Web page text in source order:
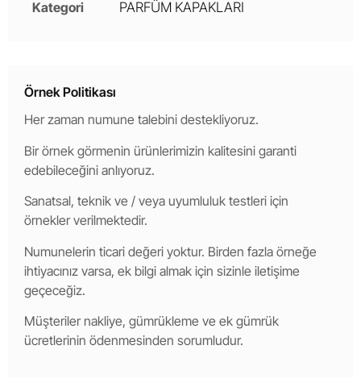
Kategori
PARFÜM KAPAKLARI
Örnek Politikası
Her zaman numune talebini destekliyoruz.
Bir örnek görmenin ürünlerimizin kalitesini garanti
edebileceğini anlıyoruz.
Sanatsal, teknik ve / veya uyumluluk testleri için
örnekler verilmektedir.
Numunelerin ticari değeri yoktur. Birden fazla örneğe
ihtiyacınız varsa, ek bilgi almak için sizinle iletişime
geçeceğiz.
Müşteriler nakliye, gümrükleme ve ek gümrük
ücretlerinin ödenmesinden sorumludur.